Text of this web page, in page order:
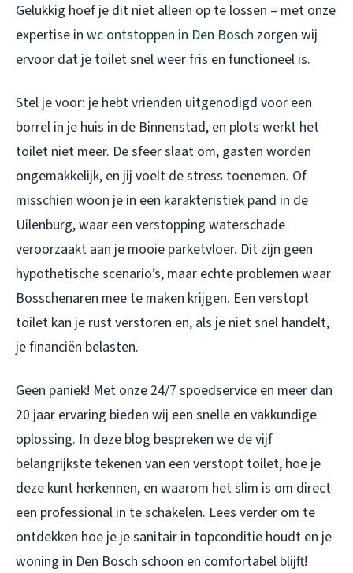
Gelukkig hoef je dit niet alleen op te lossen – met onze
expertise in wc ontstoppen in Den Bosch zorgen wij
ervoor dat je toilet snel weer fris en functioneel is.
Stel je voor: je hebt vrienden uitgenodigd voor een
borrel in je huis in de Binnenstad, en plots werkt het
toilet niet meer. De sfeer slaat om, gasten worden
ongemakkelijk, en jij voelt de stress toenemen. Of
misschien woon je in een karakteristiek pand in de
Uilenburg, waar een verstopping waterschade
veroorzaakt aan je mooie parketvloer. Dit zijn geen
hypothetische scenario’s, maar echte problemen waar
Bosschenaren mee te maken krijgen. Een verstopt
toilet kan je rust verstoren en, als je niet snel handelt,
je financiën belasten.
Geen paniek! Met onze 24/7 spoedservice en meer dan
20 jaar ervaring bieden wij een snelle en vakkundige
oplossing. In deze blog bespreken we de vijf
belangrijkste tekenen van een verstopt toilet, hoe je
deze kunt herkennen, en waarom het slim is om direct
een professional in te schakelen. Lees verder om te
ontdekken hoe je je sanitair in topconditie houdt en je
woning in Den Bosch schoon en comfortabel blijft!